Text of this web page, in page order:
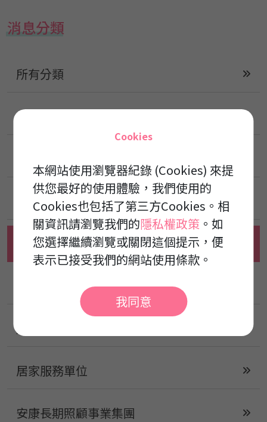
消息分類
所有分類
康成長照協會
泰祥綜合長照機構
安康養護之家
新禾康養護之家
康成楠梓日間照顧中心
居家服務單位
安康長期照顧事業集團
Cookies
本網站使用瀏覽器紀錄 (Cookies) 來提
供您最好的使用體驗，我們使用的
Cookies也包括了第三方Cookies。相
關資訊請瀏覽我們的隱私權政策 。如
您選擇繼續瀏覽或關閉這個提示，便
表示已接受我們的網站使用條款。
我同意